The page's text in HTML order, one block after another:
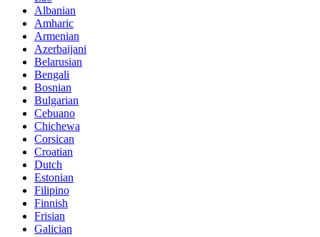
Albanian
Amharic
Armenian
Azerbaijani
Belarusian
Bengali
Bosnian
Bulgarian
Cebuano
Chichewa
Corsican
Croatian
Dutch
Estonian
Filipino
Finnish
Frisian
Galician